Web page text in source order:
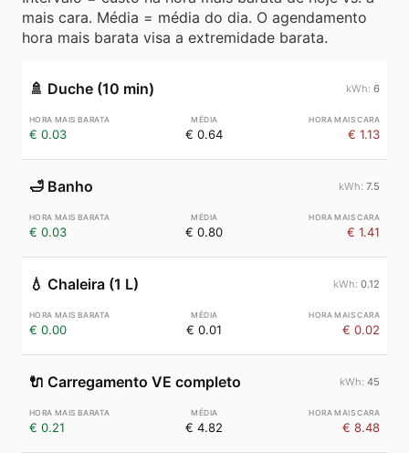
mais cara. Média = média do dia. O agendamento
hora mais barata visa a extremidade barata.
🚿 Duche (10 min) 6
€ 0.03 € 0.64 € 1.13
🛁 Banho 7.5
€ 0.03 € 0.80 € 1.41
💧 Chaleira (1 L) 0.12
€ 0.00 € 0.01 € 0.02
🔌 Carregamento VE completo 45
€ 0.21 € 4.82 € 8.48